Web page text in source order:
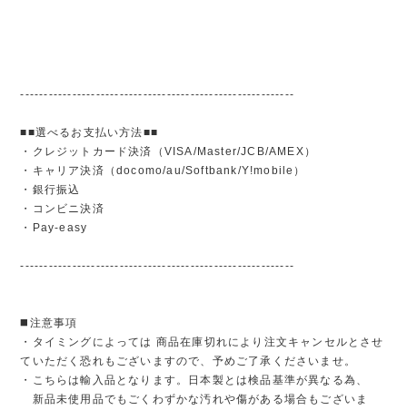
----------------------------------------------------------
■■選べるお支払い方法■■
・クレジットカード決済（VISA/Master/JCB/AMEX）
・キャリア決済（docomo/au/Softbank/Y!mobile）
・銀行振込
・コンビニ決済
・Pay-easy
----------------------------------------------------------
◼️注意事項
・タイミングによっては 商品在庫切れにより注文キャンセルとさせ
ていただく恐れもございますので、予めご了承くださいませ。
・こちらは輸入品となります。日本製とは検品基準が異なる為、
新品未使用品でもごくわずかな汚れや傷がある場合もございま